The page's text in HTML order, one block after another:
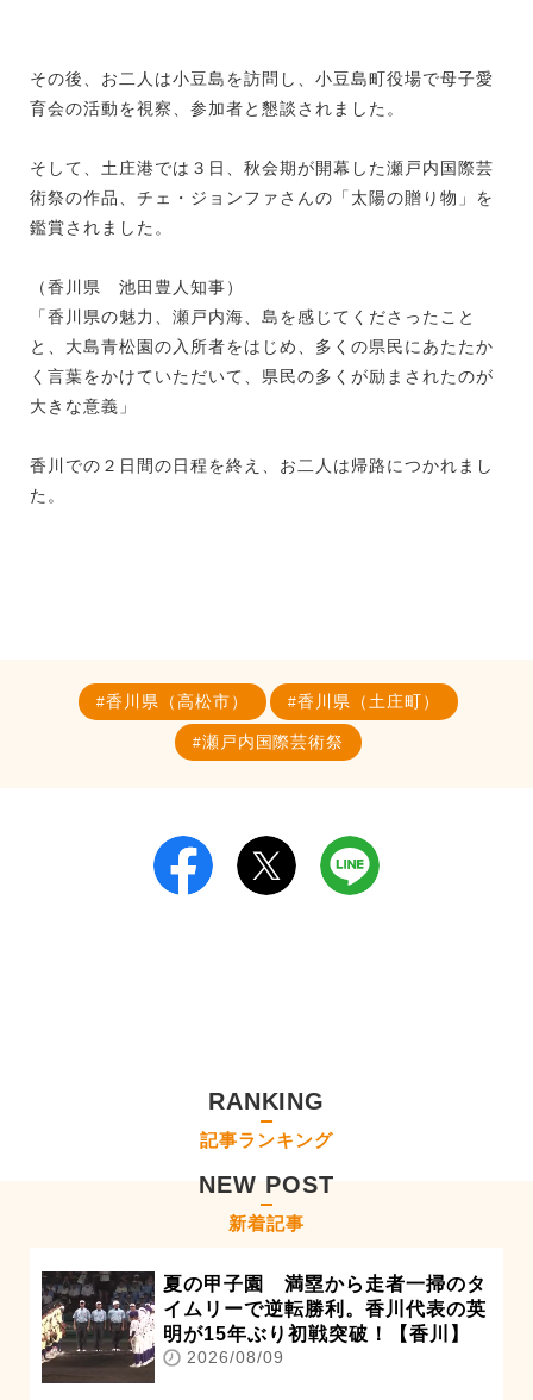
その後、お二人は小豆島を訪問し、小豆島町役場で母子愛
育会の活動を視察、参加者と懇談されました。
そして、土庄港では３日、秋会期が開幕した瀬戸内国際芸
術祭の作品、チェ・ジョンファさんの「太陽の贈り物」を
鑑賞されました。
（香川県 池田豊人知事）
「香川県の魅力、瀬戸内海、島を感じてくださったこと
と、大島青松園の入所者をはじめ、多くの県民にあたたか
く言葉をかけていただいて、県民の多くが励まされたのが
大きな意義」
香川での２日間の日程を終え、お二人は帰路につかれまし
た。
香川県（高松市） 香川県（土庄町）
瀬戸内国際芸術祭
RANKING
記事ランキング
NEW POST
新着記事
夏の甲子園 満塁から走者一掃のタ
イムリーで逆転勝利。香川代表の英
明が15年ぶり初戦突破！【香川】
2026/08/09